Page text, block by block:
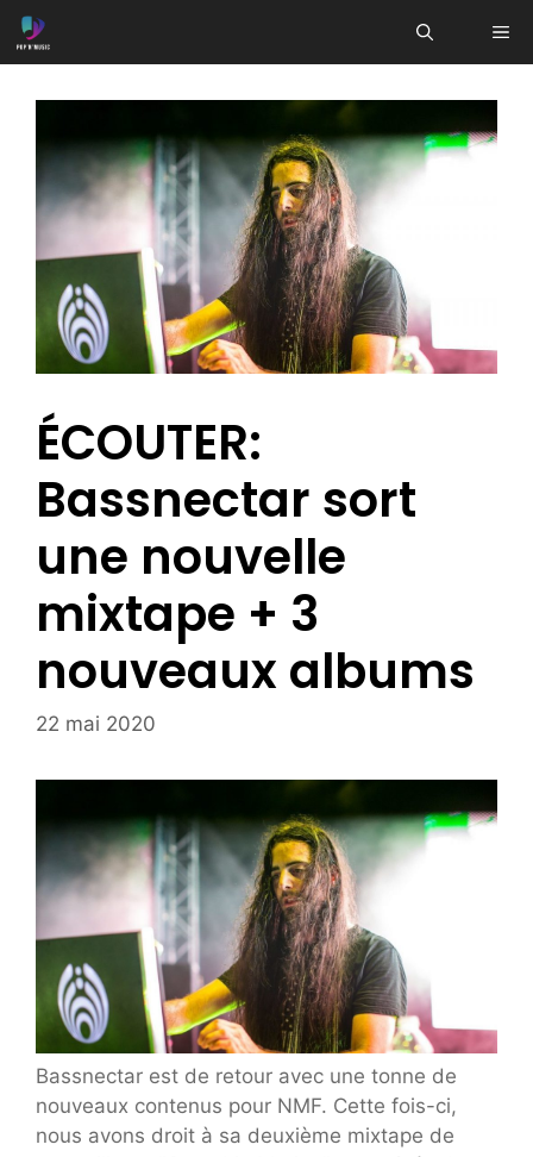
Aller
au
ÉCOUTER:
Bassnectar sort
une nouvelle
mixtape + 3
nouveaux albums
22 mai 2020
Bassnectar est de retour avec une tonne de
nouveaux contenus pour NMF. Cette fois-ci,
nous avons droit à sa deuxième mixtape de